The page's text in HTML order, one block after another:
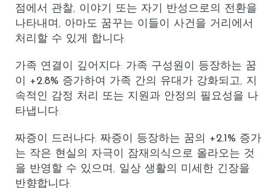
점에서 관찰, 이야기 또는 자기 반성으로의 전환을
나타내며, 아마도 꿈꾸는 이들이 사건을 거리에서
처리할 수 있게 합니다.
가족 연결이 깊어지다: 가족 구성원이 등장하는 꿈
이
+2.8% 증가하여 가족 간의 유대가 강화되고, 지
속적인 감정 처리 또는 지원과 안정의 필요성을 나
타냅니다.
짜증이 드러나다: 짜증이 등장하는 꿈의 +2.1% 증가
는 작은 현실의 자극이 잠재의식으로 올라오는 것
을 반영할 수 있으며, 일상 생활의 미세한 긴장을
반향합니다.